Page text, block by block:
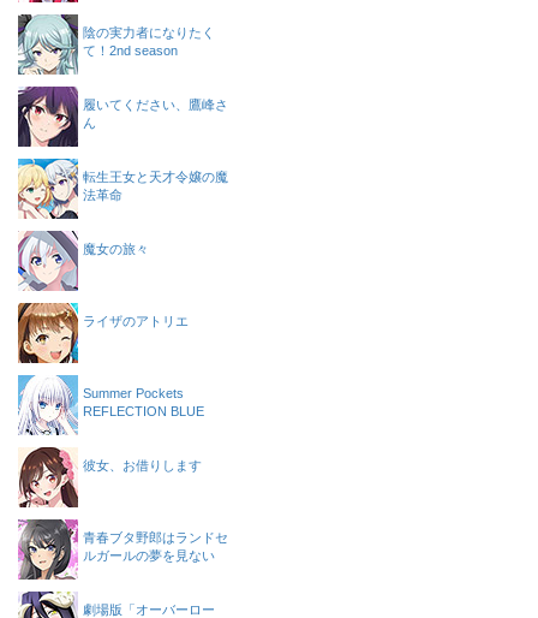
陰の実力者になりたく
て！2nd season
履いてください、鷹峰さ
ん
転生王女と天才令嬢の魔
法革命
魔女の旅々
ライザのアトリエ
Summer Pockets
REFLECTION BLUE
彼女、お借りします
青春ブタ野郎はランドセ
ルガールの夢を見ない
劇場版「オーバーロー